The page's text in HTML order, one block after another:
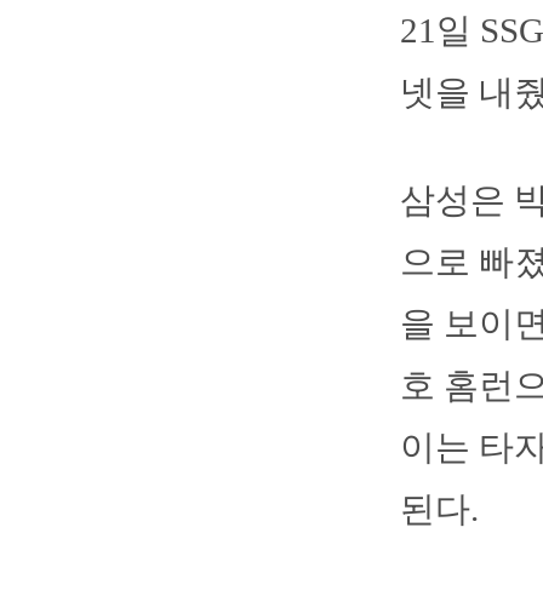
21일
넷을 내
삼성은
으로 빠
을 보이
호 홈런
이는 타
된다.